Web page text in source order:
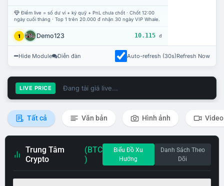
Điểm live = số dư ví + ký quỹ + PnL chưa chốt · Chốt 12:00
ngày cuối tháng · Top 1 trên 20.000 đ nhận 30 ngày VIP Whale.
1 Demo123 10.115 đ
Hide Module Diễn đàn Auto-refresh (30s)Refresh Now
LIVE PRICE Đang tải giá live...
Tất cả Văn bản Hình ảnh Video
Trung Tâm
Crypto
(BTC
)
Biểu Đồ Xu
Hướng
Danh Sách Theo
Dõi